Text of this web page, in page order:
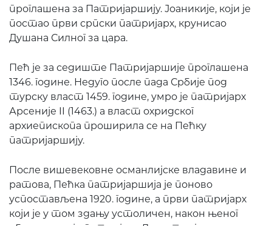
проглашена за Патријаршију. Јоаникије, који је
постао први српски патријарх, крунисао
Душана Силног за цара.
Пећ је за седиште Патријаршије проглашена
1346. године. Недуго после пада Србије под
турску власт 1459. године, умро је патријарх
Арсеније II (1463.) а власт охридског
архиепископа проширила се на Пећку
патријаршију.
После вишевековне османлијске владавине и
ратова, Пећка патријаршија је поново
успостављена 1920. године, а први патријарх
који је у том здању устоличен, након њеног